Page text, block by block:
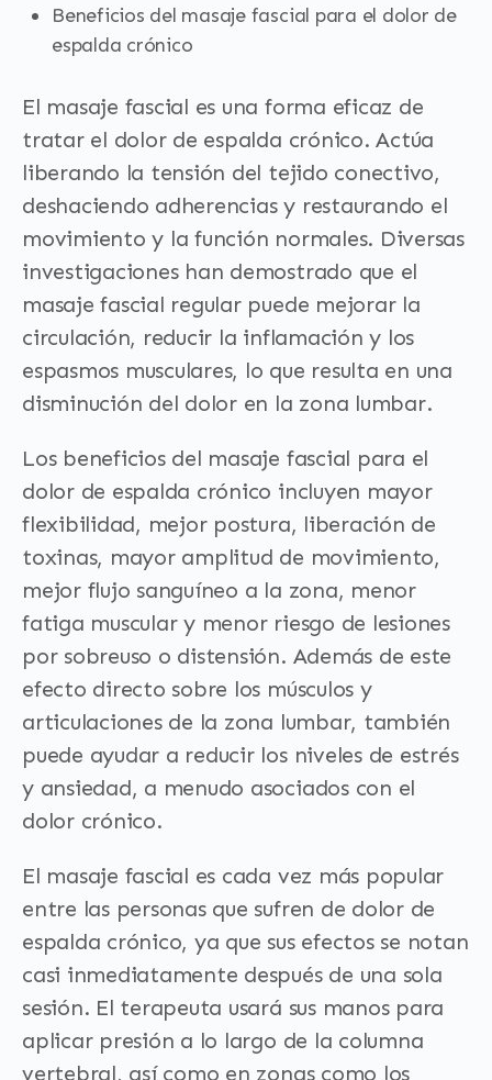
Beneficios del masaje fascial para el dolor de
espalda crónico
El masaje fascial es una forma eficaz de
tratar el dolor de espalda crónico. Actúa
liberando la tensión del tejido conectivo,
deshaciendo adherencias y restaurando el
movimiento y la función normales. Diversas
investigaciones han demostrado que el
masaje fascial regular puede mejorar la
circulación, reducir la inflamación y los
espasmos musculares, lo que resulta en una
disminución del dolor en la zona lumbar.
Los beneficios del masaje fascial para el
dolor de espalda crónico incluyen mayor
flexibilidad, mejor postura, liberación de
toxinas, mayor amplitud de movimiento,
mejor flujo sanguíneo a la zona, menor
fatiga muscular y menor riesgo de lesiones
por sobreuso o distensión. Además de este
efecto directo sobre los músculos y
articulaciones de la zona lumbar, también
puede ayudar a reducir los niveles de estrés
y ansiedad, a menudo asociados con el
dolor crónico.
El masaje fascial es cada vez más popular
entre las personas que sufren de dolor de
espalda crónico, ya que sus efectos se notan
casi inmediatamente después de una sola
sesión. El terapeuta usará sus manos para
aplicar presión a lo largo de la columna
vertebral, así como en zonas como los